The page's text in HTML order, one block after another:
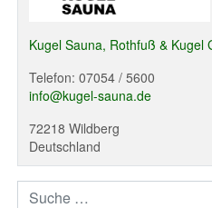
Kugel Sauna, Rothfuß & Kugel
Telefon: 07054 / 5600
info@kugel-sauna.de
72218 Wildberg
Deutschland